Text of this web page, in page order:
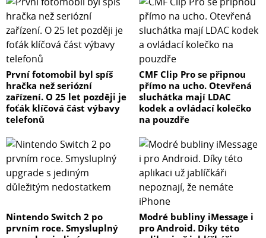
První fotomobil byl spíš
hračka než seriózní
zařízení. O 25 let později je
foťák klíčová část výbavy
telefonů
CMF Clip Pro se připnou
přímo na ucho. Otevřená
sluchátka mají LDAC
kodek a ovládací kolečko
na pouzdře
Nintendo Switch 2 po
prvním roce. Smysluplný
Modré bubliny iMessage i
pro Android. Díky této